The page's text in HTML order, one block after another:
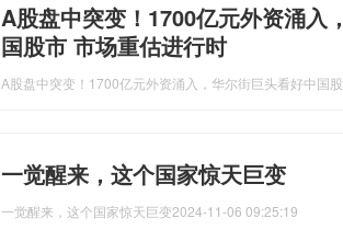
A股盘中突变！1700亿元外资涌入
国股市 市场重估进行时
A股盘中突变！1700亿元外资涌入，华尔街巨头看好中国
一觉醒来，这个国家惊天巨变
一觉醒来，这个国家惊天巨变2024-11-06 09:25:19